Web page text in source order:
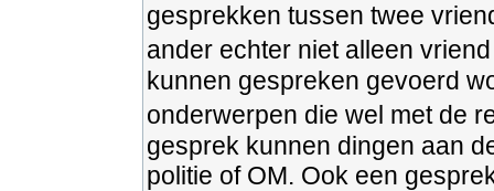
gesprekken tussen twee
ander echter niet alleen
kunnen gespreken gevoerd
onderwerpen die wel met de
gesprek kunnen dingen aan
politie of OM. Ook een